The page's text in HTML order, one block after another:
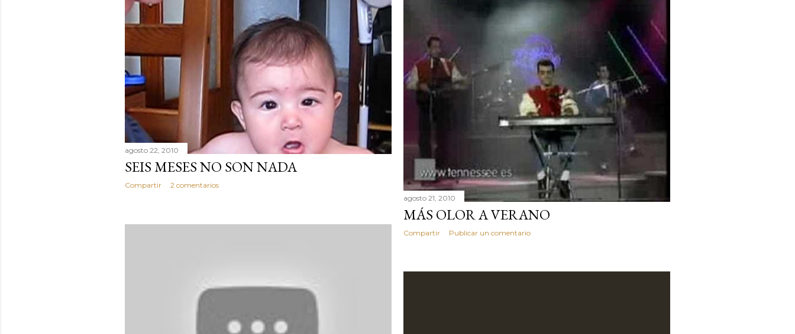
agosto 22, 2010
SEIS MESES NO SON NADA
Compartir
2 comentarios
agosto 21, 2010
MÁS OLOR A VERANO
Compartir Publicar un comentario